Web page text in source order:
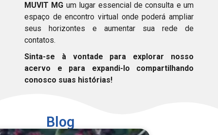
MUVIT MG um lugar essencial de consulta e um
espaço de encontro virtual onde poderá ampliar
seus horizontes e aumentar sua rede de
contatos.
Sinta-se à vontade para explorar nosso
acervo e para expandi-lo compartilhando
conosco suas histórias!
Blog